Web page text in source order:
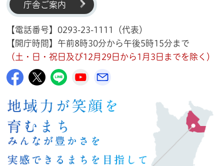
庁舎ご案内
【電話番号】0293-23-1111（代表）
【開庁時間】午前8時30分から午後5時15分まで
（土・日・祝日及び12月29日から1月3日までを除く）
高萩市公式Facebook
高萩市公式X
高萩市公式LINE
高萩市YouTube公式チャンネル